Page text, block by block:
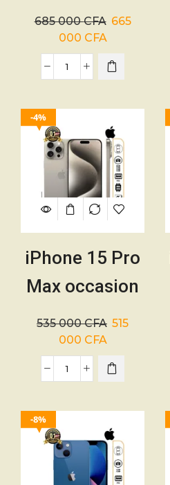
256Go –
Batterie 100%
– Canada –
685 000CFA 665
000 CFA
4%
iPhone 15 Pro
Max occasion
– 256Go –
Batterie 88% –
Canada –
535 000CFA 515
000 CFA
8%